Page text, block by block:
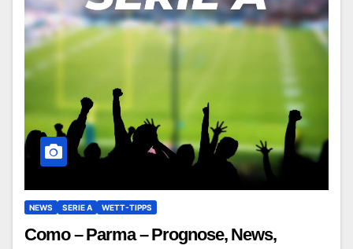
NEWS SERIE A WETT-TIPPS
Como – Parma – Prognose, News,